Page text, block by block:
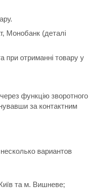
Монобанк (деталі
при отриманні товару у
функцію зворотного
за контактним
вариантов
та м. Вишневе;